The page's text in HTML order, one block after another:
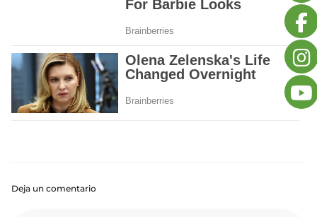
Deja un comentario